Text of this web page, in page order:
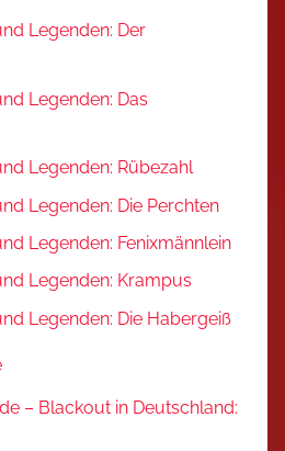
Legenden: Der
Legenden: Das
Legenden: Rübezahl
Legenden: Die Perchten
Legenden: Fenixmännlein
Legenden: Krampus
Legenden: Die Habergeiß
– Blackout in Deutschland: